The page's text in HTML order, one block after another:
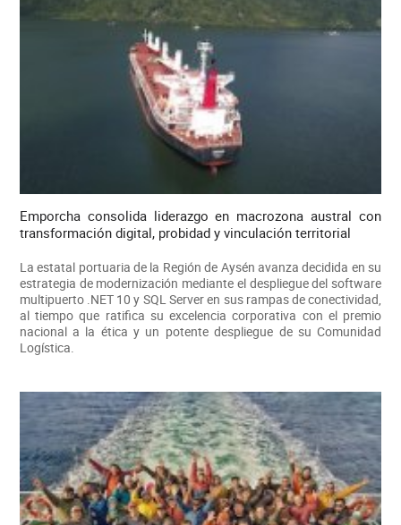
Emporcha consolida liderazgo en macrozona austral con
transformación digital, probidad y vinculación territorial
La estatal portuaria de la Región de Aysén avanza decidida en su
estrategia de modernización mediante el despliegue del software
multipuerto .NET 10 y SQL Server en sus rampas de conectividad,
al tiempo que ratifica su excelencia corporativa con el premio
nacional a la ética y un potente despliegue de su Comunidad
Logística.